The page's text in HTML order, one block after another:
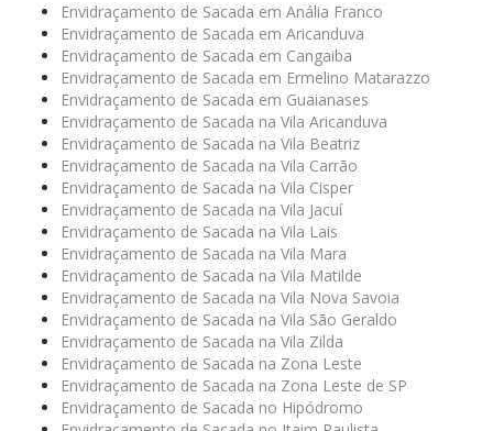
Envidraçamento de Sacada em Anália Franco
Envidraçamento de Sacada em Aricanduva
Envidraçamento de Sacada em Cangaiba
Envidraçamento de Sacada em Ermelino Matarazzo
Envidraçamento de Sacada em Guaianases
Envidraçamento de Sacada na Vila Aricanduva
Envidraçamento de Sacada na Vila Beatriz
Envidraçamento de Sacada na Vila Carrão
Envidraçamento de Sacada na Vila Cisper
Envidraçamento de Sacada na Vila Jacuí
Envidraçamento de Sacada na Vila Lais
Envidraçamento de Sacada na Vila Mara
Envidraçamento de Sacada na Vila Matilde
Envidraçamento de Sacada na Vila Nova Savoia
Envidraçamento de Sacada na Vila São Geraldo
Envidraçamento de Sacada na Vila Zilda
Envidraçamento de Sacada na Zona Leste
Envidraçamento de Sacada na Zona Leste de SP
Envidraçamento de Sacada no Hipódromo